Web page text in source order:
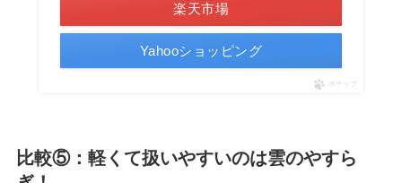
楽天市場
Yahooショッピング
ポチップ
比較⑤：軽くて扱いやすいのは雲のやすら